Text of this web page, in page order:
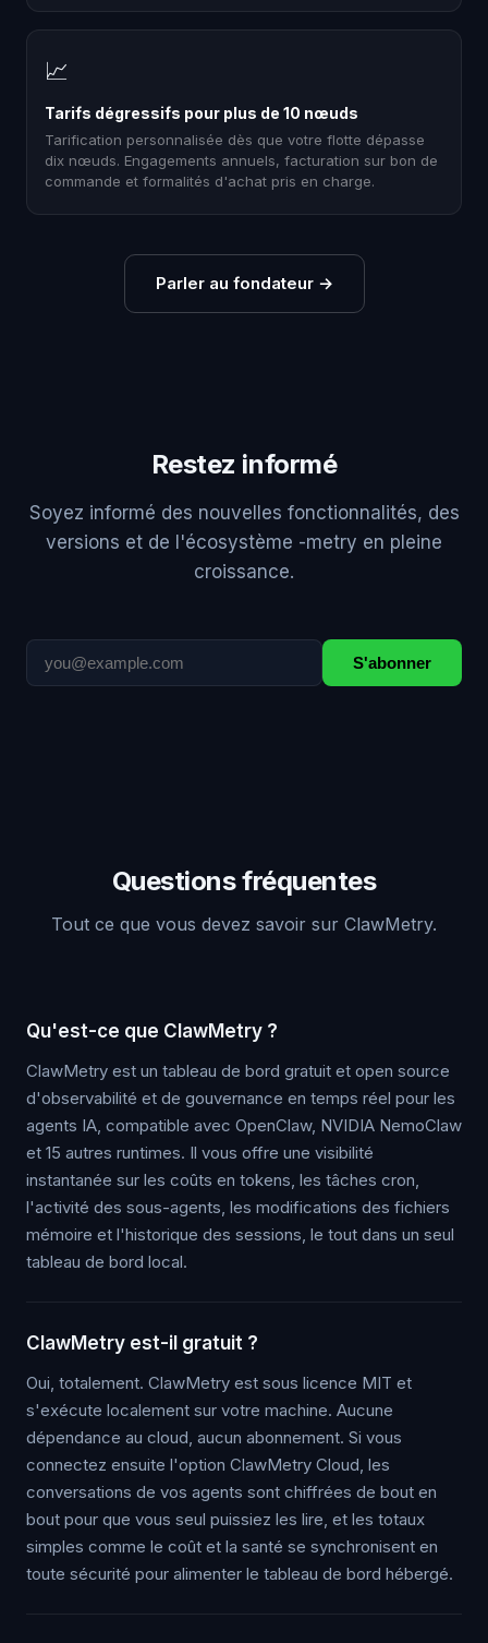
📈
Tarifs dégressifs pour plus de 10 nœuds
Tarification personnalisée dès que votre flotte dépasse
dix nœuds. Engagements annuels, facturation sur bon de
commande et formalités d'achat pris en charge.
Parler au fondateur→
Restez informé
Soyez informé des nouvelles fonctionnalités, des
versions et de l'écosystème -metry en pleine
croissance.
S'abonner
Questions fréquentes
Tout ce que vous devez savoir sur ClawMetry.
Qu'est-ce que ClawMetry ?
ClawMetry est un tableau de bord gratuit et open source
d'observabilité et de gouvernance en temps réel pour les
agents IA, compatible avec OpenClaw, NVIDIA NemoClaw
et 15 autres runtimes. Il vous offre une visibilité
instantanée sur les coûts en tokens, les tâches cron,
l'activité des sous-agents, les modifications des fichiers
mémoire et l'historique des sessions, le tout dans un seul
tableau de bord local.
ClawMetry est-il gratuit ?
Oui, totalement. ClawMetry est sous licence MIT et
s'exécute localement sur votre machine. Aucune
dépendance au cloud, aucun abonnement. Si vous
connectez ensuite l'option ClawMetry Cloud, les
conversations de vos agents sont chiffrées de bout en
bout pour que vous seul puissiez les lire, et les totaux
simples comme le coût et la santé se synchronisent en
toute sécurité pour alimenter le tableau de bord hébergé.